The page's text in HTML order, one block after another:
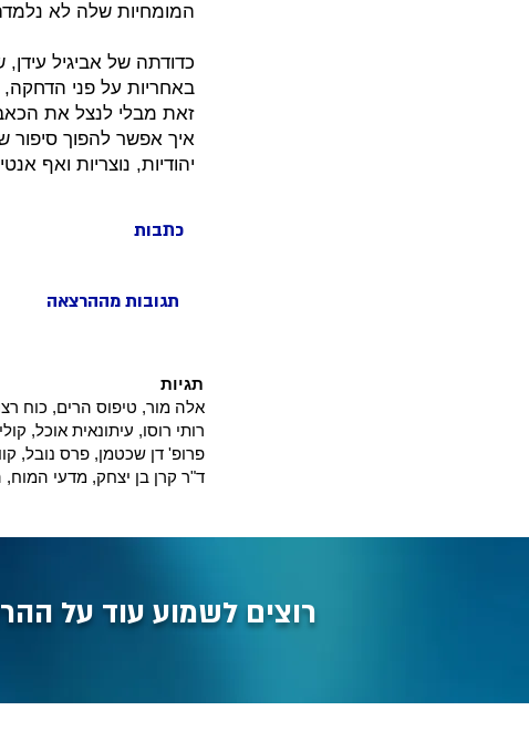
המומחיות שלה לא
כדודתה של אביגיל
באחריות על פני
זאת מבלי לנצל את
איך אפשר להפוך סיפור
יהודיות, נוצריות ואף
כתבות
תגובות מההרצאה
תגיות
אלה מור, טיפוס הרים, כוח
רותי רוסו, עיתונאית אוכל,
פרופ' דן שכטמן, פרס נובל,
ד"ר קרן בן יצחק, מדעי
רוצים לשמוע עוד על